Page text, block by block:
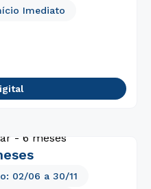
Imediato
02/06 a 30/11